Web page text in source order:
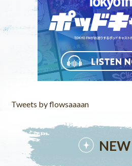
Tweets by flowsaaaan
NEW